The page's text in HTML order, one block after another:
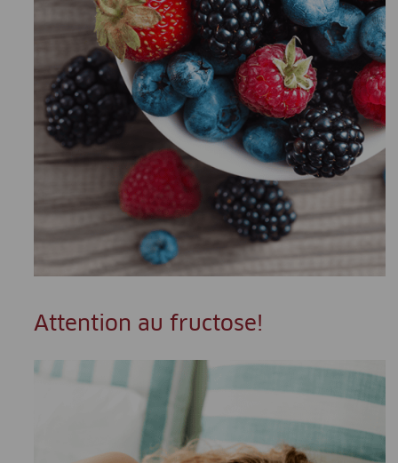
Attention au fructose!